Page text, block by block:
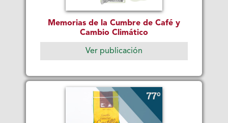
Memorias de la Cumbre de Café y
Cambio Climático
Ver publicación